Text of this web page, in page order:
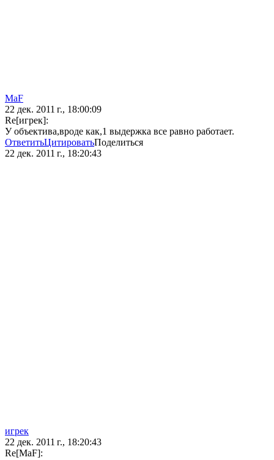
MaF
22 дек. 2011 г., 18:00:09
Re[игрек]:
У объектива,вроде как,1 выдержка все равно работает.
ОтветитьЦитироватьПоделиться
22 дек. 2011 г., 18:20:43
игрек
22 дек. 2011 г., 18:20:43
Re[MaF]: